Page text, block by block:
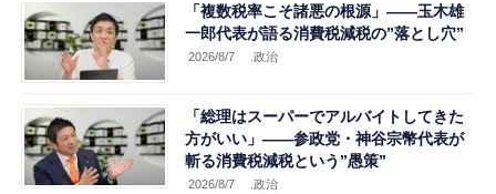
「複数税率こそ諸悪の根源」――玉木雄
一郎代表が語る消費税減税の”落とし穴”
2026/8/7 .政治
「総理はスーパーでアルバイトしてきた
方がいい」――参政党・神谷宗幣代表が
斬る消費税減税という”愚策”
2026/8/7 .政治